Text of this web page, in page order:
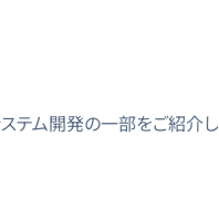
テム開発の一部をご紹介し